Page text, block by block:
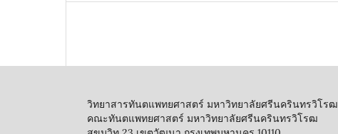
วิทยาสารทันตแพทยศาสตร์ มหาวิทยาลัยศรีนครินทรวิโรฒ
คณะทันตแพทยศาสตร์ มหาวิทยาลัยศรีนครินทรวิโรฒ